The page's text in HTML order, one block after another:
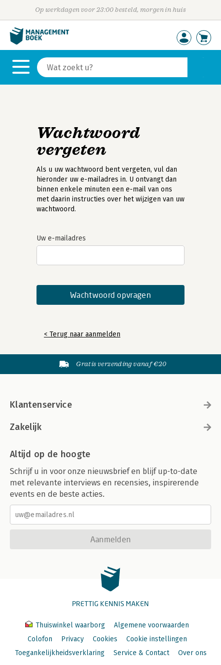
Op werkdagen voor 23:00 besteld, morgen in huis
Wachtwoord
vergeten
Als u uw wachtwoord bent vergeten, vul dan
hieronder uw e-mailadres in. U ontvangt dan
binnen enkele minuten een e-mail van ons
met daarin instructies over het wijzigen van uw
wachtwoord.
Uw e-mailadres
< Terug naar aanmelden
Gratis verzending vanaf €20
Klantenservice
Zakelijk
Altijd op de hoogte
Schrijf u in voor onze nieuwsbrief en blijf up-to-date
met relevante interviews en recensies, inspirerende
events en de beste acties.
Aanmelden
PRETTIG KENNIS MAKEN
Thuiswinkel waarborg
Algemene voorwaarden
Colofon
Privacy Cookies
Cookie instellingen
Toegankelijkheidsverklaring
Service & Contact Over ons